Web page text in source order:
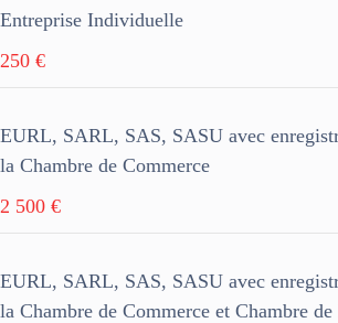
Entreprise Individuelle
250 €
EURL, SARL, SAS, SASU avec
la Chambre de Commerce
2 500 €
EURL, SARL, SAS, SASU avec
la Chambre de Commerce et Chambre